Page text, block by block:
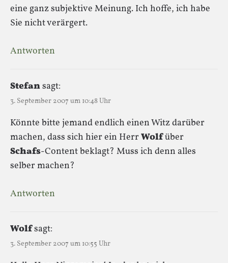
eine ganz subjektive Meinung. Ich hoffe, ich habe
Sie nicht verärgert.
Antworten
Stefansagt:
3. September 2007 um 10:48 Uhr
Könnte bitte jemand endlich einen Witz darüber
machen, dass sich hier ein Herr Wolfüber
Schafs-Content beklagt? Muss ich denn alles
selber machen?
Antworten
Wolfsagt:
3. September 2007 um 10:55 Uhr